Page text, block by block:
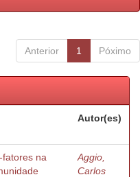
Anterior 1 Póximo
Autor(es)
fatores na
Aggio,
Carlos